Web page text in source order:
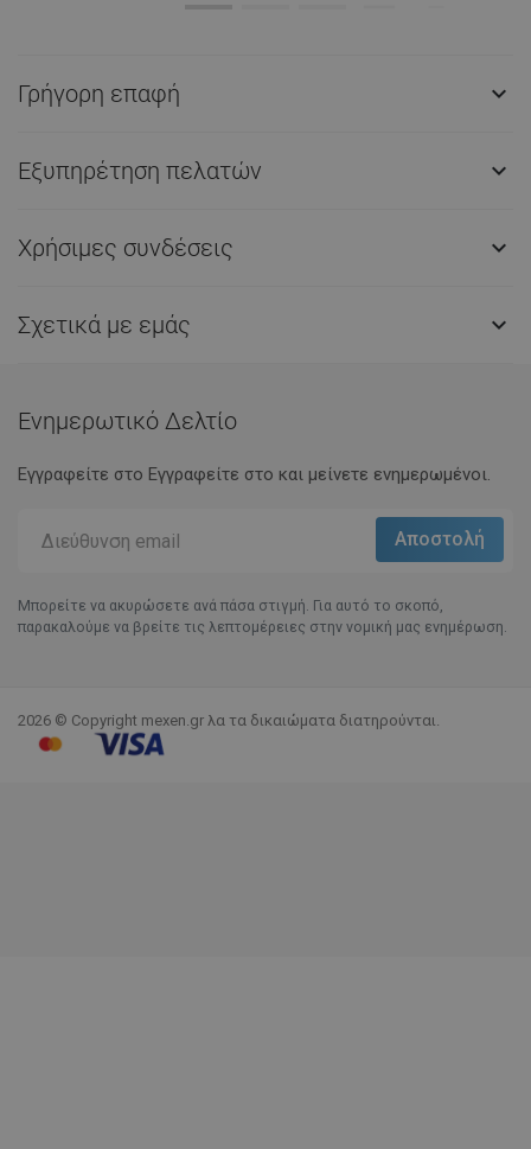
Γρήγορη επαφή 
Εξυπηρέτηση πελατών 
Χρήσιμες συνδέσεις 
Σχετικά με εμάς 
Ενημερωτικό Δελτίο
Εγγραφείτε στο Eγγραφείτε στο και μείνετε ενημερωμένοι.
Μπορείτε να ακυρώσετε ανά πάσα στιγμή. Για αυτό το σκοπό,
παρακαλούμε να βρείτε τις λεπτομέρειες στην νομική μας ενημέρωση.
2026 © Copyright mexen.gr λα τα δικαιώματα διατηρούνται.